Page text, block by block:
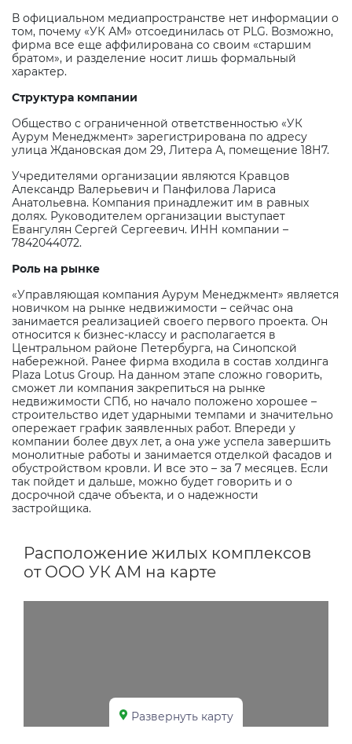
В официальном медиапространстве нет информации о
том, почему «УК АМ» отсоединилась от PLG. Возможно,
фирма все еще аффилирована со своим «старшим
братом», и разделение носит лишь формальный
характер.
Структура компании
Общество с ограниченной ответственностью «УК
Аурум Менеджмент» зарегистрирована по адресу
улица Ждановская дом 29, Литера А, помещение 18Н7.
Учредителями организации являются Кравцов
Александр Валерьевич и Панфилова Лариса
Анатольевна. Компания принадлежит им в равных
долях. Руководителем организации выступает
Евангулян Сергей Сергеевич. ИНН компании –
7842044072.
Роль на рынке
«Управляющая компания Аурум Менеджмент» является
новичком на рынке недвижимости – сейчас она
занимается реализацией своего первого проекта. Он
относится к бизнес-классу и располагается в
Центральном районе Петербурга, на Синопской
набережной. Ранее фирма входила в состав холдинга
Plaza Lotus Group. На данном этапе сложно говорить,
сможет ли компания закрепиться на рынке
недвижимости СПб, но начало положено хорошее –
строительство идет ударными темпами и значительно
опережает график заявленных работ. Впереди у
компании более двух лет, а она уже успела завершить
монолитные работы и занимается отделкой фасадов и
обустройством кровли. И все это – за 7 месяцев. Если
так пойдет и дальше, можно будет говорить и о
досрочной сдаче объекта, и о надежности
застройщика.
Расположение жилых комплексов
от ООО УК АМ на карте
Развернуть карту